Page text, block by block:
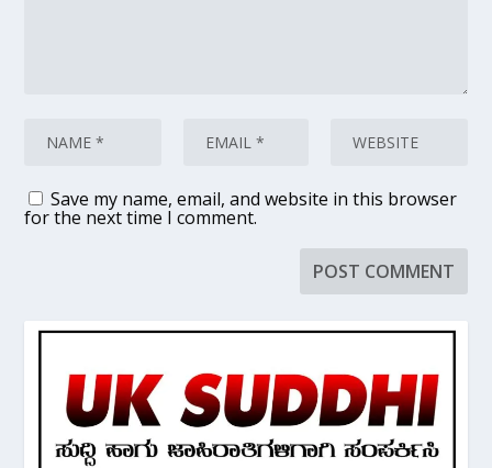
Save my name, email, and website in this browser
for the next time I comment.